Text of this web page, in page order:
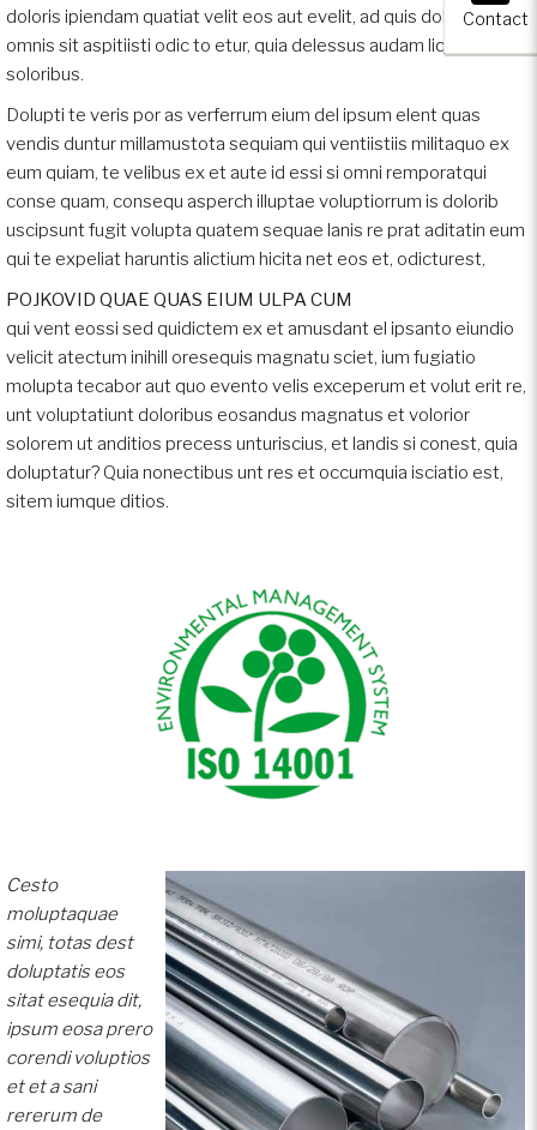
Contact
doloris ipiendam quatiat velit eos aut evelit, ad quis doluptiam,
omnis sit aspitiisti odic to etur, quia delessus audam liquam nam,
soloribus.
Dolupti te veris por as verferrum eium del ipsum elent quas
vendis duntur millamustota sequiam qui ventiistiis militaquo ex
eum quiam, te velibus ex et aute id essi si omni remporatqui
conse quam, consequ asperch illuptae voluptiorrum is dolorib
uscipsunt fugit volupta quatem sequae lanis re prat aditatin eum
qui te expeliat haruntis alictium hicita net eos et, odicturest,
POJKOVID QUAE QUAS EIUM ULPA CUM
qui vent eossi sed quidictem ex et amusdant el ipsanto eiundio
velicit atectum inihill oresequis magnatu sciet, ium fugiatio
molupta tecabor aut quo evento velis exceperum et volut erit re,
unt voluptatiunt doloribus eosandus magnatus et volorior
solorem ut anditios precess unturiscius, et landis si conest, quia
doluptatur? Quia nonectibus unt res et occumquia isciatio est,
sitem iumque ditios.
Cesto
moluptaquae
simi, totas dest
doluptatis eos
sitat esequia dit,
ipsum eosa prero
corendi voluptios
et et a sani
rererum de